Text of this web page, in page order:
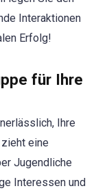
Interaktionen
Erfolg!
für Ihre
Ihre
eine
Jugendliche
Interessen und